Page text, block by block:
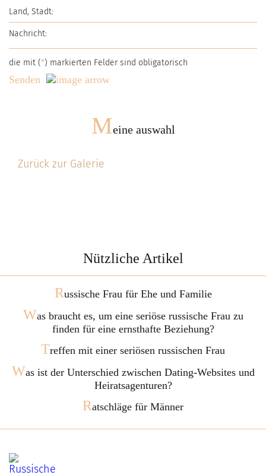
die mit (*) markierten Felder sind obligatorisch
Senden
Meine auswahl
Zurück zur Galerie
Nützliche Artikel
Russische Frau für Ehe und Familie
Was braucht es, um eine seriöse russische Frau zu
finden für eine ernsthafte Beziehung?
Treffen mit einer seriösen russischen Frau
Was ist der Unterschied zwischen Dating-Websites und
Heiratsagenturen?
Ratschläge für Männer